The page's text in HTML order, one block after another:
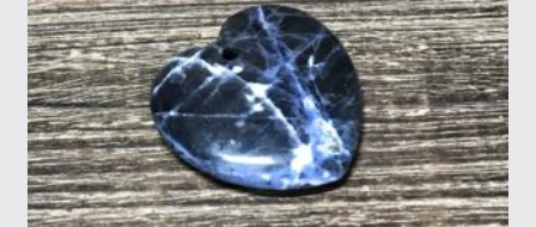
Tietosuojaseloste
Tuotteet
Yritysinfo